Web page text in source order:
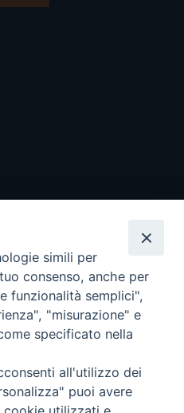
i diritti riservati - Vita
simili per
consenso, anche per
funzionalità semplici",
"misurazione" e
specificato nella
all'utilizzo dei
puoi avere